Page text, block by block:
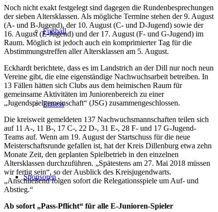
Fußball
Fitness
Sponsoren
Noch nicht exakt festgelegt sind dagegen die Rundenbesprechungen
der sieben Altersklassen. Als mögliche Termine stehen der 9. August
(A- und B-Jugend), der 10. August (C- und D-Jugend) sowie der
16. August (E-Jugend) und der 17. August (F- und G-Jugend) im
Raum. Möglich ist jedoch auch ein komprimierter Tag für die
Abstimmungstreffen aller Altersklassen am 5. August.
Eckhardt berichtete, dass es im Landstrich an der Dill nur noch neun
Vereine gibt, die eine eigenständige Nachwuchsarbeit betreiben. In
13 Fällen hätten sich Clubs aus dem heimischen Raum für
gemeinsame Aktivitäten im Juniorenbereich zu einer
„Jugendspielgemeinschaft“ (JSG) zusammengeschlossen.
Die kreisweit gemeldeten 137 Nachwuchsmannschaften teilen sich
auf 11 A-, 11 B-, 17 C-, 22 D-, 31 E-, 28 F- und 17 G-Jugend-
Teams auf. Wenn am 19. August der Startschuss für die neue
Meisterschaftsrunde gefallen ist, hat der Kreis Dillenburg etwa zehn
Monate Zeit, den geplanten Spielbetrieb in den einzelnen
Altersklassen durchzuführen. „Spätestens am 27. Mai 2018 müssen
wir fertig sein“, so der Ausblick des Kreisjugendwarts.
„Anschließend folgen sofort die Relegationsspiele um Auf- und
Abstieg.“
Ab sofort „Pass-Pflicht“ für alle E-Junioren-Spieler